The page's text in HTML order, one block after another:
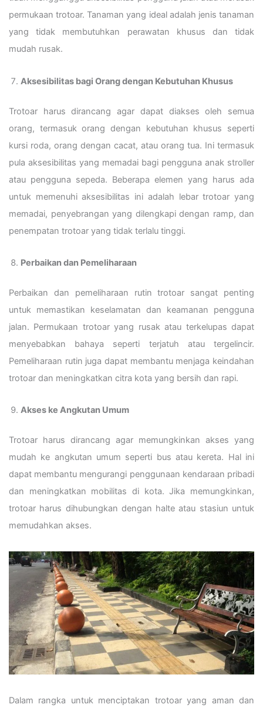
permukaan trotoar. Tanaman yang ideal adalah jenis tanaman
yang tidak membutuhkan perawatan khusus dan tidak
mudah rusak.
Aksesibilitas bagi Orang dengan Kebutuhan Khusus
Trotoar harus dirancang agar dapat diakses oleh semua
orang, termasuk orang dengan kebutuhan khusus seperti
kursi roda, orang dengan cacat, atau orang tua. Ini termasuk
pula aksesibilitas yang memadai bagi pengguna anak stroller
atau pengguna sepeda. Beberapa elemen yang harus ada
untuk memenuhi aksesibilitas ini adalah lebar trotoar yang
memadai, penyebrangan yang dilengkapi dengan ramp, dan
penempatan trotoar yang tidak terlalu tinggi.
Perbaikan dan Pemeliharaan
Perbaikan dan pemeliharaan rutin trotoar sangat penting
untuk memastikan keselamatan dan keamanan pengguna
jalan. Permukaan trotoar yang rusak atau terkelupas dapat
menyebabkan bahaya seperti terjatuh atau tergelincir.
Pemeliharaan rutin juga dapat membantu menjaga keindahan
trotoar dan meningkatkan citra kota yang bersih dan rapi.
Akses ke Angkutan Umum
Trotoar harus dirancang agar memungkinkan akses yang
mudah ke angkutan umum seperti bus atau kereta. Hal ini
dapat membantu mengurangi penggunaan kendaraan pribadi
dan meningkatkan mobilitas di kota. Jika memungkinkan,
trotoar harus dihubungkan dengan halte atau stasiun untuk
memudahkan akses.
Dalam rangka untuk menciptakan trotoar yang aman dan